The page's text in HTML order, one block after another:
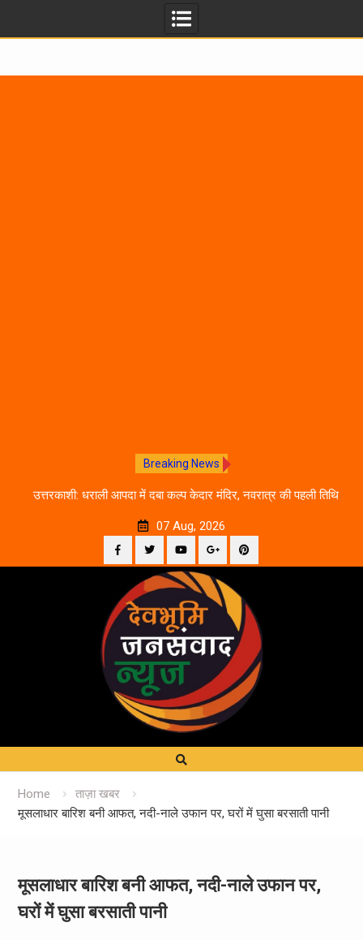
Breaking News
उत्तरकाशी: धराली आपदा में दबा कल्प केदार मंदिर, नवरात्र की पहली तिथि
07 Aug, 2026
Facebook
TwitterYouTubePlus
Google
Home
ताज़ा खबर
मूसलाधार बारिश बनी आफत, नदी-नाले उफान पर, घरों में घुसा बरसाती पानी
मूसलाधार बारिश बनी आफत, नदी-नाले उफान पर,
घरों में घुसा बरसाती पानी